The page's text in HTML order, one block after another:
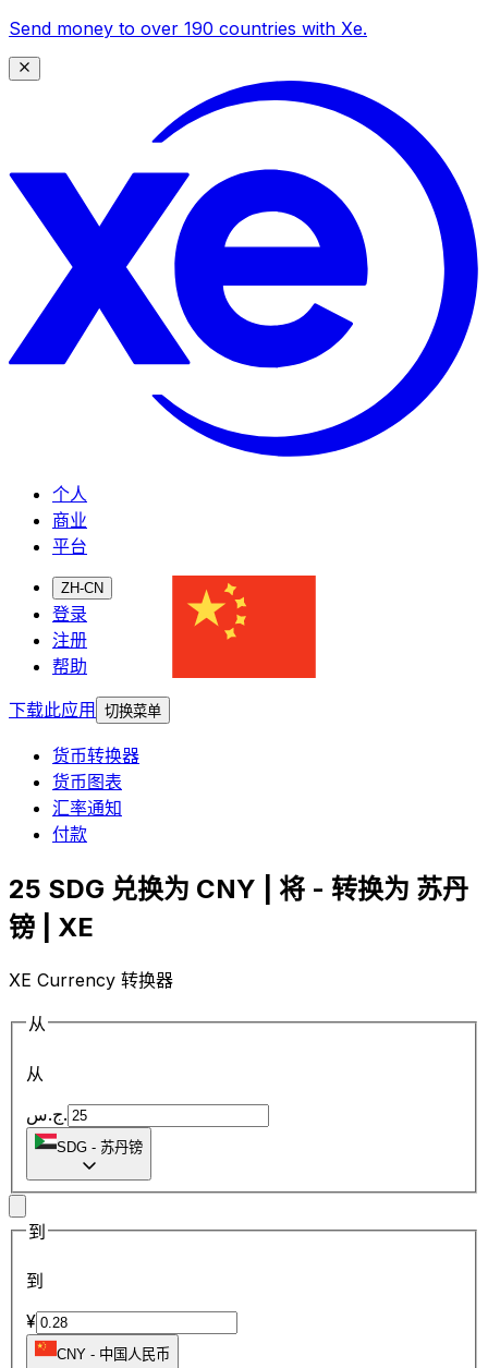
Send money to over 190 countries with Xe.
个人
商业
平台
ZH-CN
登录
注册
帮助
下载此应用
切换菜单
货币转换器
货币图表
汇率通知
付款
25 SDG 兑换为 CNY | 将 - 转换为 苏丹
镑 | XE
XE Currency 转换器
从
从
ج.س.
SDG - 苏丹镑
到
到
¥
CNY - 中国人民币